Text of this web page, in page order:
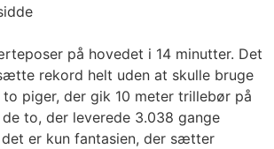
på hovedet i 14 minutter. Det
rekord helt uden at skulle bruge
piger, der gik 10 meter trillebør på
de to, der leverede 3.038 gange
det er kun fantasien, der sætter